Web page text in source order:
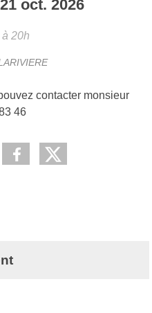
21 oct. 2026
20h
contacter monsieur
46